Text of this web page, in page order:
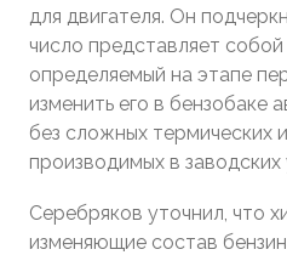
для двигателя. Он
число представляет
определяемый на этапе
изменить его в бензобаке
без сложных термических
производимых в заводских
Серебряков уточнил, что
изменяющие состав